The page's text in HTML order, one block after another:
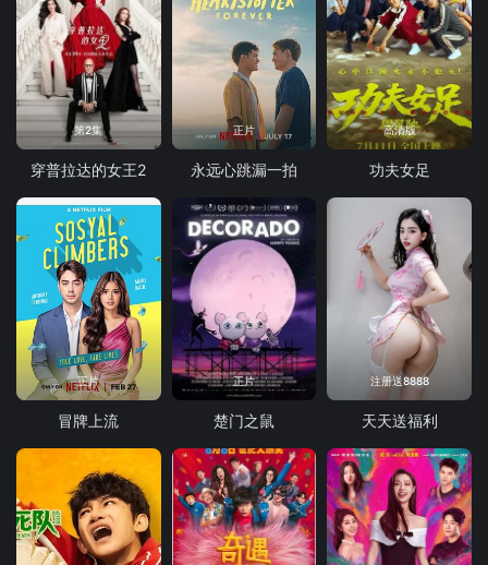
第2集
穿普拉达的女王2
正片
永远心跳漏一拍
高清版
功夫女足
正片
冒牌上流
正片
楚门之鼠
注册送8888
天天送福利